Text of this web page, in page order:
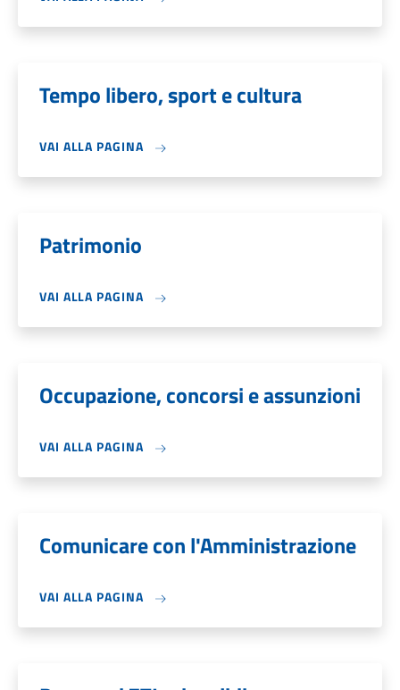
Tempo libero, sport e cultura
VAI ALLA PAGINA
Patrimonio
VAI ALLA PAGINA
Occupazione, concorsi e assunzioni
VAI ALLA PAGINA
Comunicare con l'Amministrazione
VAI ALLA PAGINA